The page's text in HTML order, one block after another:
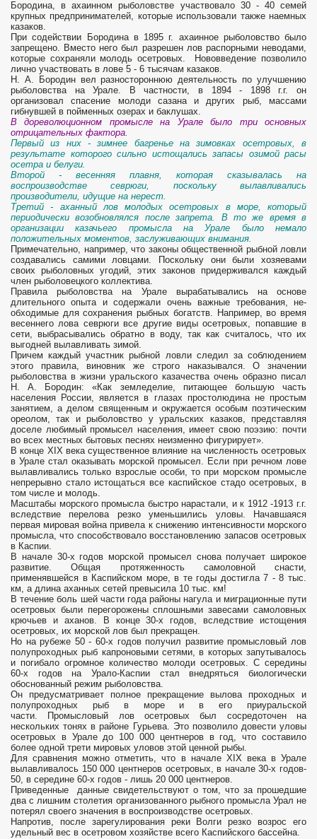
Бородина, в ахаинном рыболовстве участвовало 30 - 40 семей
крупных предпринимателей, которые исполь­зовали также наемных
казаков.
При содействии Бородина в 1895 г. ахаинное рыболовство было
запрещено. Вместо него был разрешен лов распорными неводами,
которые сохраняли молодь осетровых. Нововведение позволило
лично участвовать в лове 5 - 6 тысячам казаков.
Н. А. Бородин вел разностороннюю деятельность по улучшению
рыболовства на Урале. В частности, в 1894 - 1898 г.г. он
организовал спасение молоди сазана и других рыб, массами
гибнув­шей в пойменных озерах и баклушах.
В дореволюционном промысле на Урале было три основных
отрицательных фактора.
Первый из них - зимнее багренье на зимовках осетровых, в
результате которого сильно истощались запасы озимой расы
осетра и белуги.
Второй - весенняя плавня, которая сказывалась на
воспроизводстве севрюги, поскольку вылавливались
производители, идущие на нерест.
Третий - аханный лов молодых осетровых в море, который
периодически возобновлялся после запрета. В то же время в
организации казачьего промысла на Урале было немало
положительных моментов, заслуживающих внима­ния.
Примечательно, например, что законы общественной рыбной ловли
создавались самими ловцами. Поскольку они были хозяева­ми
своих рыболовных угодий, этих законов придерживался каждый
член рыболовецкого коллектива.
Правила рыболовства на Урале вырабатывались на основе
длительного опыта и содержали очень важные требования, не­
обходимые для сохранения рыбных богатств. Например, во время
весеннего лова севрюги все другие виды осетровых, попавшие в
сети, выбрасывались обратно в воду, так как считалось, что их
выгодней вылавливать зимой.
Причем каждый участник рыбной ловли следил за соблюдением
этого правила, виновник же строго наказывался. О значении
рыболовства в жизни уральского казачества очень образно писал
Н. А. Бородин: «Как земледелие, питающее большую часть
населения России, является в глазах простолюдина не простым
занятием, а делом священным и окружается особым поэтическим
ореолом, так и рыболовство у уральских казаков, представляя
доселе любимый промысел населения, имеет свою поэзию: почти
во всех местных бытовых песнях неизменно фигурирует».
В конце XIX века существенное влияние на численность осетровых
в Урале стал оказывать морской промысел. Если при речном лове
вылавливались только взрослые особи, то при морском промысле
непрерывно стало истощаться все каспийское стадо осетровых, в
том числе и молодь.
Масштабы морского промысла быстро нарастали, и к 1912 -1913 г.г.
вследствие перелова резко уменьшились уловы. Начавшаяся
первая мировая война привела к снижению интенсивности морского
промысла, что способствовало восстановлению запасов осетровых
в Каспии.
В начале 30-х годов морской промысел снова получает широкое
развитие. Общая протяженность самоловной снасти,
применявшейся в Каспийском море, в те годы достигла 7 - 8 тыс.
км, а длина аханных сетей превысила 10 тыс. км!
В течение боль­ шей части года районы нагула и миграционные пути
осетровых были перегорожены сплошными завесами самоловных
крючьев и аханов. В конце 30-х годов, вследствие истощения
осетровых, их мор­ской лов был прекращен.
Но на рубеже 50 - 60-х годов получил развитие промысловый лов
полупроходных рыб капроновыми сетями, в которых запутывалось
и погибало огромное количество молоди осетровых. С середины
60-х годов на Урало-Каспии стал внедряться биологически
обоснованный режим рыболовства.
Он предусматри­вает полное прекращение вылова проходных и
полупроходных рыб в море и в его приуральской
части. Промысловый лов осет­ровых был сосредоточен на
нескольких тонях в районе Гурьева. Это позволило довести уловы
осетровых в Урале до 100 000 центнеров в год, что составило
более одной трети мировых уловов этой ценной рыбы.
Для сравнения можно отметить, что в начале XIX века в Урале
вылавливалось 150 000 центнеров осетровых, в начале 30-х годов-
50, в середине 60-х годов - лишь 20 000 центнеров.
Приведенные данные свидетельствуют о том, что за прошедшие
два с лишним столетия организованного рыбного промысла Урал не
потерял своего значения в воспроизводстве осетровых.
На­против, после зарегулирования реки Волги резко возрос его
удельный вес в осетровом хозяйстве всего Каспийского бассейна.